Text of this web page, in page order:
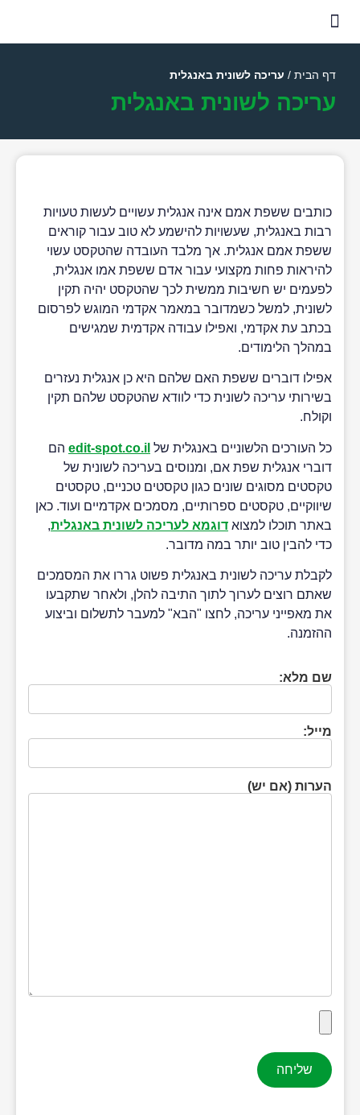
דף הבית / עריכה לשונית באנגלית
עריכה לשונית באנגלית
כותבים ששפת אמם אינה אנגלית עשויים לעשות טעויות
רבות באנגלית, שעשויות להישמע לא טוב עבור קוראים
ששפת אמם אנגלית. אך מלבד העובדה שהטקסט עשוי
להיראות פחות מקצועי עבור אדם ששפת אמו אנגלית,
לפעמים יש חשיבות ממשית לכך שהטקסט יהיה תקין
לשונית, למשל כשמדובר במאמר אקדמי המוגש לפרסום
בכתב עת אקדמי, ואפילו עבודה אקדמית שמגישים
במהלך הלימודים.
אפילו דוברים ששפת האם שלהם היא כן אנגלית נעזרים
בשירותי עריכה לשונית כדי לוודא שהטקסט שלהם תקין
וקולח.
כל העורכים הלשוניים באנגלית של edit-spot.co.il הם
דוברי אנגלית שפת אם, ומנוסים בעריכה לשונית של
טקסטים מסוגים שונים כגון טקסטים טכניים, טקסטים
שיווקיים, טקסטים ספרותיים, מסמכים אקדמיים ועוד. כאן
באתר תוכלו למצוא דוגמא לעריכה לשונית באנגלית,
כדי להבין טוב יותר במה מדובר.
לקבלת עריכה לשונית באנגלית פשוט גררו את המסמכים
שאתם רוצים לערוך לתוך התיבה להלן, ולאחר שתקבעו
את מאפייני עריכה, לחצו "הבא" למעבר לתשלום וביצוע
ההזמנה.
שם מלא:
מייל:
הערות (אם יש)